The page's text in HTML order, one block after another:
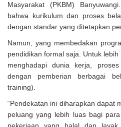
Masyarakat (PKBM)
bahwa kurikulum dan proses
dengan standar yang ditetapkan
Namun, yang membedakan
pendidikan formal saja. Untuk
menghadapi dunia kerja,
dengan pemberian berbagai
training).
“Pendekatan ini diharapkan dapat
peluang yang lebih luas bagi